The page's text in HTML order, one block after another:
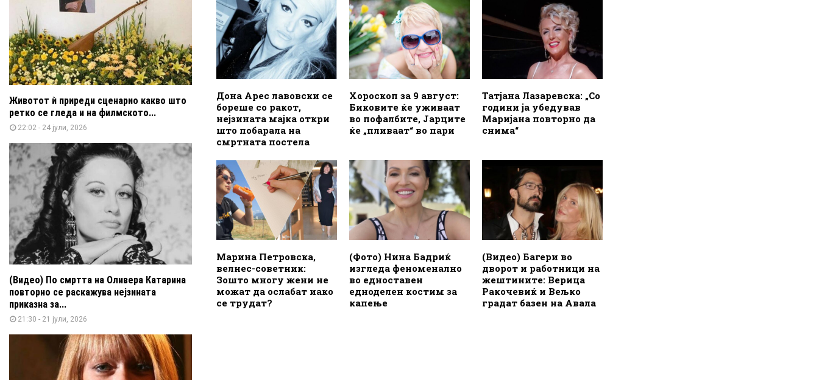
Дона Арес лавовски се
бореше со ракот,
нејзината мајка откри
што побарала на
смртната постела
Хороскоп за 9 август:
Биковите ќе уживаат
во пофалбите, Јарците
ќе „пливаат“ во пари
Татјана Лазаревска: „Со
години ја убедував
Маријана повторно да
снима“
Марина Петровска,
велнес-советник:
Зошто многу жени не
можат да ослабат иако
се трудат?
(Фото) Нина Бадриќ
изгледа феноменално
во едноставен
едноделен костим за
капење
(Видео) Багери во
дворот и работници на
жештините: Верица
Ракочевиќ и Вељко
градат базен на Авала
Животот ѝ приреди сценарио какво што
ретко се гледа и на филмското...
22:02 - 24 јули, 2026
(Видео) По смртта на Оливера Катарина
повторно се раскажува нејзината
приказна за...
21:30 - 21 јули, 2026